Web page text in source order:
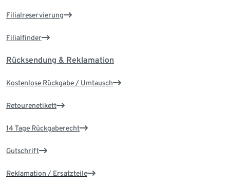
Filialreservierung
Filialfinder
Rücksendung & Reklamation
Kostenlose Rückgabe / Umtausch
Retourenetikett
14 Tage Rückgaberecht
Gutschrift
Reklamation / Ersatzteile